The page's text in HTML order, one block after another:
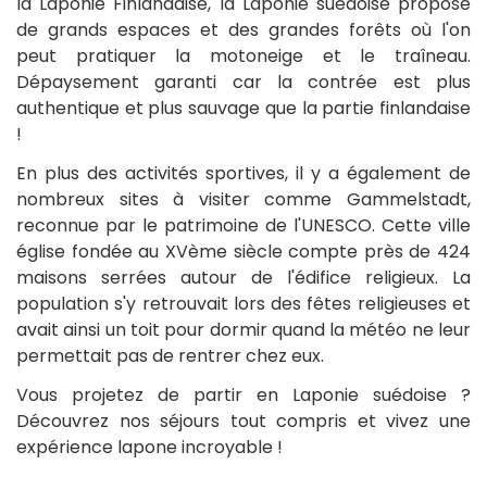
de grands espaces et des grandes forêts où l'on
peut pratiquer la motoneige et le traîneau.
Dépaysement garanti car la contrée est plus
authentique et plus sauvage que la partie finlandaise
!
En plus des activités sportives, il y a également de
nombreux sites à visiter comme Gammelstadt,
reconnue par le patrimoine de l'UNESCO. Cette ville
église fondée au XVème siècle compte près de 424
maisons serrées autour de l'édifice religieux. La
population s'y retrouvait lors des fêtes religieuses et
avait ainsi un toit pour dormir quand la météo ne leur
permettait pas de rentrer chez eux.
Vous projetez de partir en Laponie suédoise ?
Découvrez nos séjours tout compris et vivez une
expérience lapone incroyable !